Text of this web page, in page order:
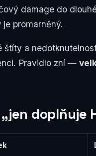
damage do
promarněný.
štíty a
Pravidlo zní —
doplňuje